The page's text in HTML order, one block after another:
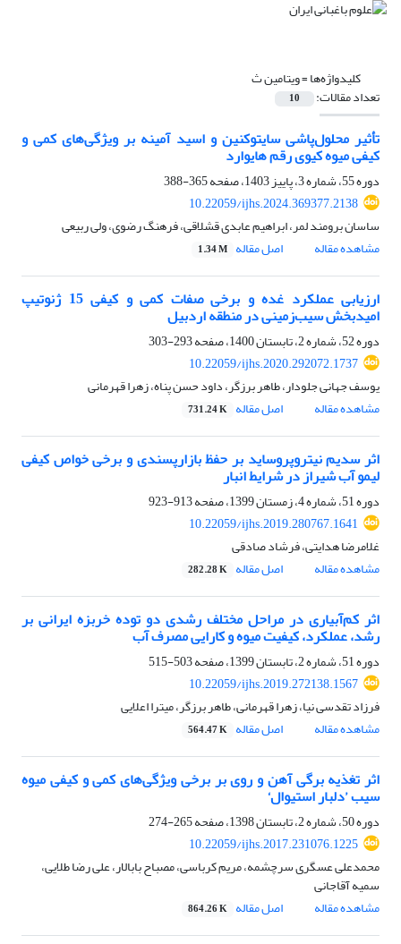
کلیدواژه‌ها =ویتامین ث
تعداد مقالات: 10
تأثیر محلول‌پاشی سایتوکنین و اسید آمینه بر ویژگی‌های کمی و
کیفی میوه کیوی رقم هایوارد
دوره 55، شماره 3، پاییز 1403، صفحه
365-388
10.22059/ijhs.2024.369377.2138
ساسان برومند لمر، ابراهیم عابدی قشلاقی، فرهنگ رضوی، ولی ربیعی
مشاهده مقاله
اصل مقاله 1.34 M
ارزیابی عملکرد غده و برخی صفات کمی و کیفی 15 ژنوتیپ
امیدبخش سیب‌زمینی در منطقه اردبیل
دوره 52، شماره 2، تابستان 1400، صفحه
293-303
10.22059/ijhs.2020.292072.1737
یوسف جهانی جلودار، طاهر برزگر، داود حسن پناه، زهرا قهرمانی
مشاهده مقاله
اصل مقاله 731.24 K
اثر سدیم نیتروپروساید بر حفظ بازارپسندی و برخی خواص کیفی
لیمو آب شیراز در شرایط انبار‏
دوره 51، شماره 4، زمستان 1399، صفحه
913-923
10.22059/ijhs.2019.280767.1641
غلامرضا هدایتی، فرشاد صادقی
مشاهده مقاله
اصل مقاله 282.28 K
اثر کم‌آبیاری در مراحل مختلف رشدی دو توده خربزه ایرانی بر
رشد، عملکرد، کیفیت میوه و کارایی مصرف آب ‏
دوره 51، شماره 2، تابستان 1399، صفحه
503-515
10.22059/ijhs.2019.272138.1567
فرزاد تقدسی نیا، زهرا قهرمانی، طاهر برزگر، میترا اعلایی
مشاهده مقاله
اصل مقاله 564.47 K
اثر تغذیه برگی آهن و روی بر برخی ویژگی‌های کمی و کیفی میوه
سیب ’دلبار استیوال‘
دوره 50، شماره 2، تابستان 1398، صفحه
265-274
10.22059/ijhs.2017.231076.1225
محمدعلی عسگری سرچشمه، مریم کرباسی، مصباح بابالار، علی رضا طلایی،
سمیه آقاجانی
مشاهده مقاله
اصل مقاله 864.26 K